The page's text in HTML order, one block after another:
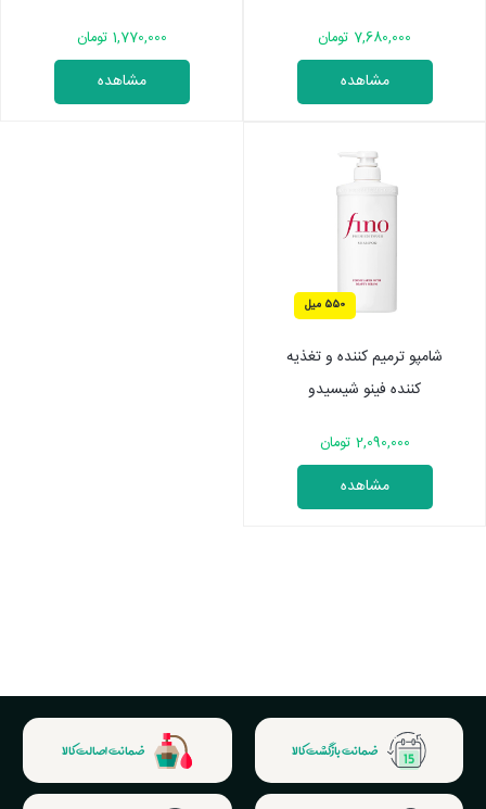
7,680,000 تومان
مشاهده
1,770,000 تومان
مشاهده
550 میل
شامپو ترمیم کننده و تغذیه
کننده فینو شیسیدو
2,090,000 تومان
مشاهده
ضمانت بازگشت کالا ضمانت اصالت کالا